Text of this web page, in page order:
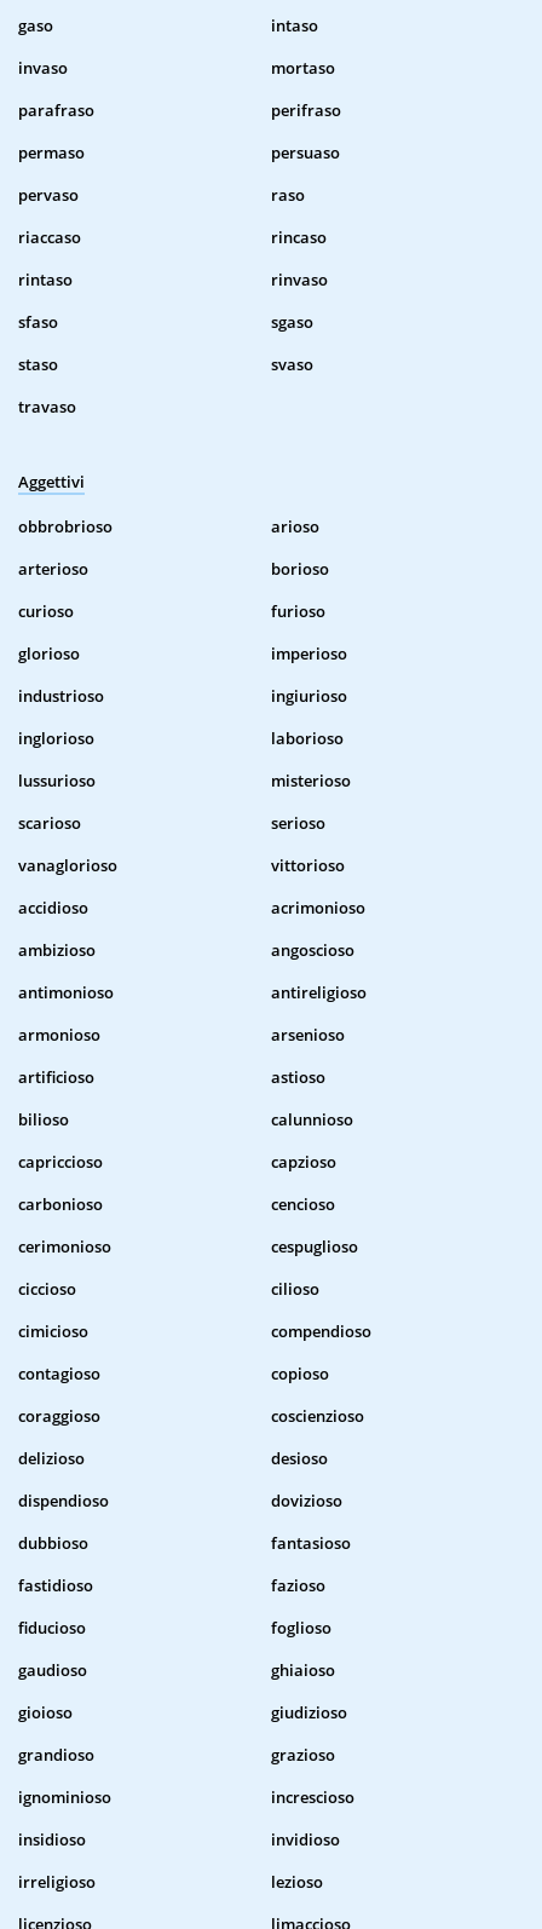
gaso
intaso
invaso
mortaso
parafraso
perifraso
permaso
persuaso
pervaso
raso
riaccaso
rincaso
rintaso
rinvaso
sfaso
sgaso
staso
svaso
travaso
Aggettivi
obbrobrioso
arioso
arterioso
borioso
curioso
furioso
glorioso
imperioso
industrioso
ingiurioso
inglorioso
laborioso
lussurioso
misterioso
scarioso
serioso
vanaglorioso
vittorioso
accidioso
acrimonioso
ambizioso
angoscioso
antimonioso
antireligioso
armonioso
arsenioso
artificioso
astioso
bilioso
calunnioso
capriccioso
capzioso
carbonioso
cencioso
cerimonioso
cespuglioso
ciccioso
cilioso
cimicioso
compendioso
contagioso
copioso
coraggioso
coscienzioso
delizioso
desioso
dispendioso
dovizioso
dubbioso
fantasioso
fastidioso
fazioso
fiducioso
foglioso
gaudioso
ghiaioso
gioioso
giudizioso
grandioso
grazioso
ignominioso
increscioso
insidioso
invidioso
irreligioso
lezioso
licenzioso
limaccioso